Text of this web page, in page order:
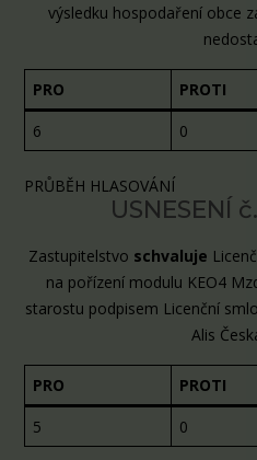
výsledku hospodaření obce
PRO PROTI
6
0
PRŮBĚH HLASOVÁNÍ
USNESENÍ
Zastupitelstvo schvaluje
na pořízení modulu KEO4
starostu podpisem Licenční
Alis
PRO PROTI
5
0